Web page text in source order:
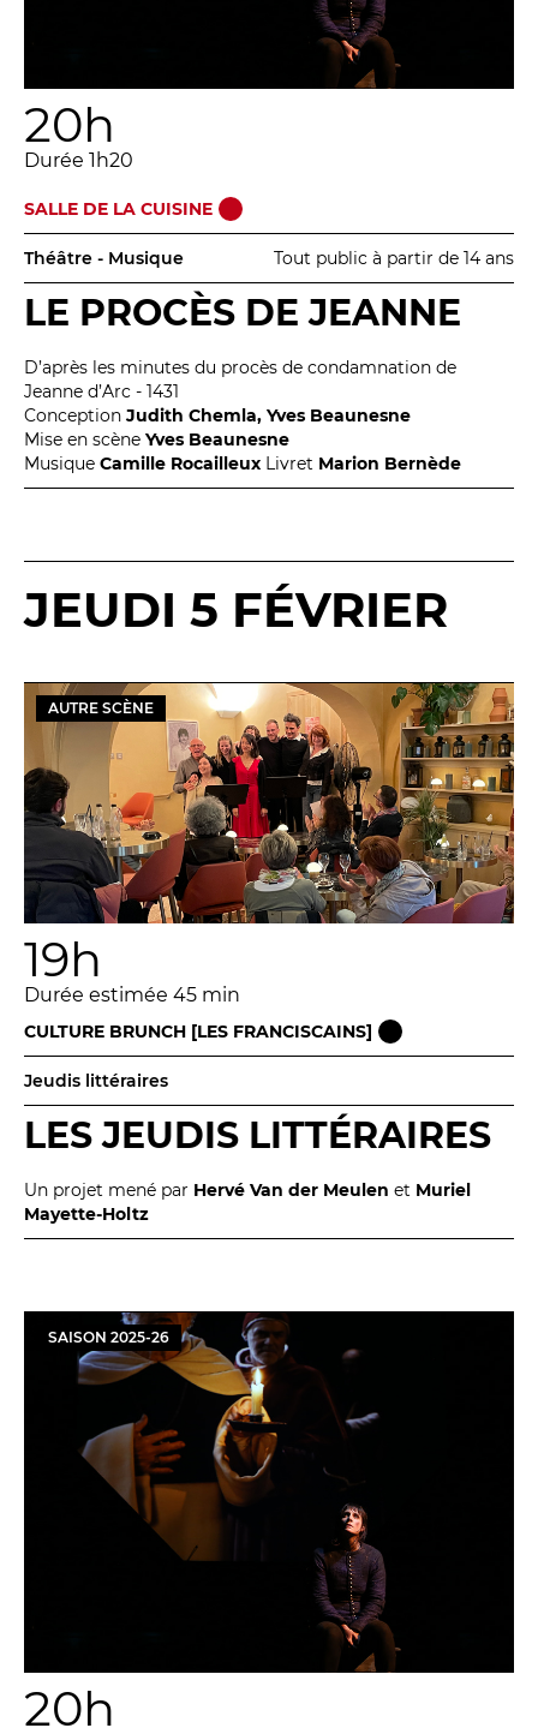
Entreprise
Entre amis, entre collègues
médical et judiciaire
En situation de handicap
Nissa Slam
Le Lab'Oratoire[cours d’oralité]
À Voix haute ·cours [8-14 ans]
Lettres à... [8 édition]
Les Spectacles itinérants
Autour des spectacles
Visites
INFOS PRATIQUES
NOS SALLES
LES FRANCISCAINS LA CUISINE
BILLETTERIE
Accueil & horaires
Tarifs, abonnements & places à l’unité
Brochure interactive
20h
Durée 1h20
SALLE DE LA CUISINE
Théâtre - Musique Tout public à partir de 14 ans
LE PROCÈS DE JEANNE
D’après les minutes du procès de condamnation de
Jeanne d’Arc - 1431
Conception Judith Chemla, Yves Beaunesne
Mise en scène Yves Beaunesne
Musique Camille Rocailleux Livret Marion Bernède
JEUDI 5 FÉVRIER
AUTRE SCÈNE
19h
Durée estimée 45 min
CULTURE BRUNCH [LES FRANCISCAINS]
Jeudis littéraires
LES JEUDIS LITTÉRAIRES
Un projet mené par Hervé Van der Meulen et Muriel
Mayette-Holtz
SAISON 2025-26
20h